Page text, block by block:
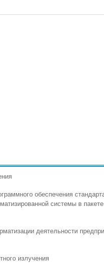
обеспечения
системы в пакете
деятельности
излучения